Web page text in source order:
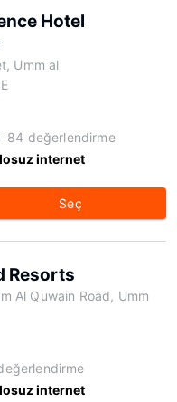
Hotel
Umm al
84 değerlendirme
internet
Seç
Resorts
Al Quwain Road, Umm
internet